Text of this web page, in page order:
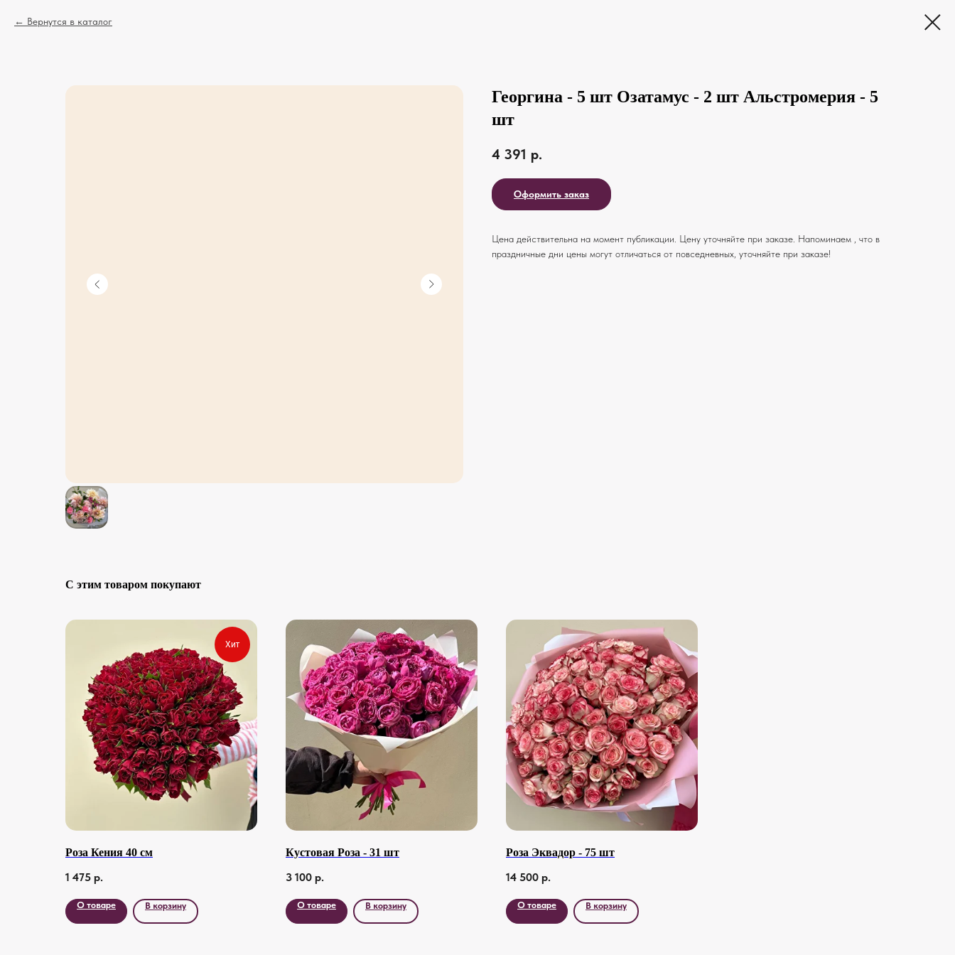
Вернутся в каталог
Георгина - 5 шт Озатамус - 2 шт Альстромерия - 5
шт
4 391 р.
Оформить заказ
Цена действительна на момент публикации. Цену уточняйте при заказе. Напоминаем , что в
праздничные дни цены могут отличаться от повседневных, уточняйте при заказе!
С этим товаром покупают
Хит
Роза Кения 40 см
1 475 р.
О товаре В корзину
Кустовая Роза - 31 шт
3 100 р.
О товаре В корзину
Роза Эквадор - 75 шт
14 500 р.
О товаре В корзину